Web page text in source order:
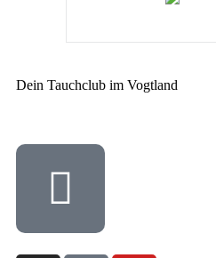
Dein Tauchclub im Vogtland